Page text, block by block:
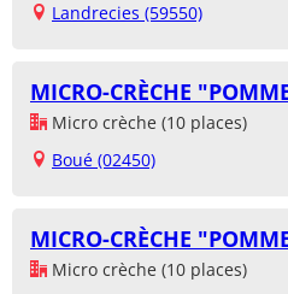
Landrecies (59550)
MICRO-CRÈCHE
Micro crèche (10 places)
Boué (02450)
MICRO-CRÈCHE
Micro crèche (10 places)